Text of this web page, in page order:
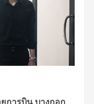
การบิน บางกอก